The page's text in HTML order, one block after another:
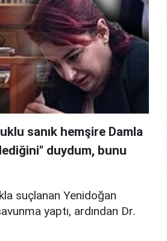
sanık hemşire Damla
duydum, bunu
suçlanan Yenidoğan
yaptı, ardından Dr.